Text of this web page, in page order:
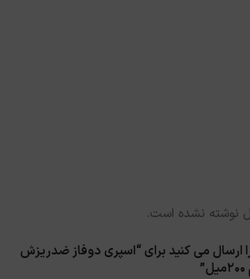
نوشته نشده است.
ارسال می کنید برای “اسپری دوفاز ضدریزش